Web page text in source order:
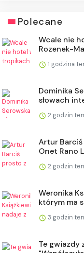
Polecane
Wcale nie
Rozenek-
1 godzina
Dominika
słowach
2 godzin
Artur
Onet Rano
2 godzin
Weronika
którym ma
3 godzin
Te gwiazdy